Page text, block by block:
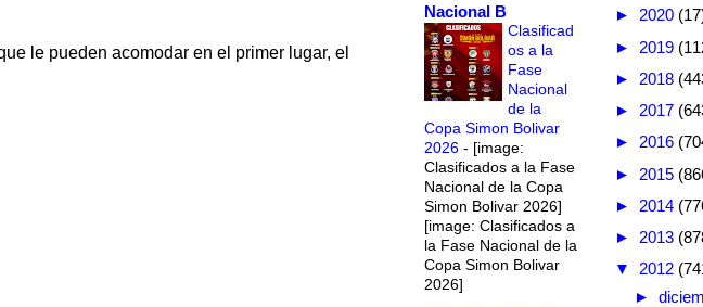
le pueden acomodar en el primer lugar, el
Nacional B
Clasificad
os a la
Fase
Nacional
de la
Copa Simon Bolivar
2026 - [image:
Clasificados a la Fase
Nacional de la Copa
Simon Bolivar 2026]
[image: Clasificados a
la Fase Nacional de la
Copa Simon Bolivar
2026]
► 2020
► 2019
► 2018
► 2017
► 2016
► 2015
► 2014
► 2013
▼ 2012
►